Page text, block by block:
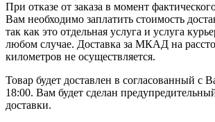
При отказе от заказа в момент
Вам необходимо заплатить стоимость
так как это отдельная услуга и услуга
любом случае. Доставка за МКАД на
километров не осуществляется.
Товар будет доставлен в согласованный с
18:00. Вам будет сделан
доставки.